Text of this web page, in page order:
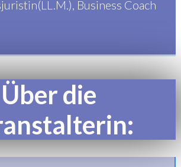
Business Coach
Über die